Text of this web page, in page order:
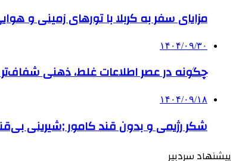
مزایای سفر به کربلا با تورهای زمینی و
۱۴۰۴/۰۹/۳۰
چگونه در عصر اطلاعات غلط، ذهنی شفاف‌تر
۱۴۰۴/۰۹/۱۸
شکر رژیمی و بدون قند کامور ;شیرینی
پیشنهاد سردبیر